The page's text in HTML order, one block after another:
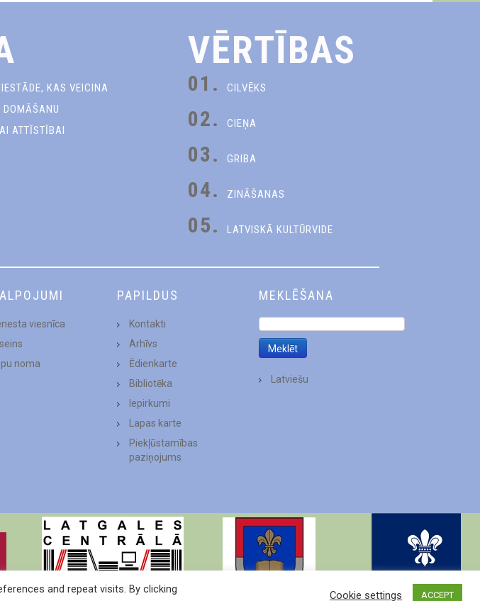
KAS VEICINA
ATTĪSTĪBAI
VĒRTĪBAS
01. CILVĒKS
02. CIEŅA
03. GRIBA
04. ZINĀŠANAS
05. LATVISKĀ KULTŪRVIDE
viesnīca
noma
PAPILDUS
Kontakti
Arhīvs
Ēdienkarte
Bibliotēka
Iepirkumi
Lapas karte
Piekļūstamības
paziņojums
MEKLĒŠANA
Latviešu
and repeat visits. By clicking
Cookie settings ACCEPT